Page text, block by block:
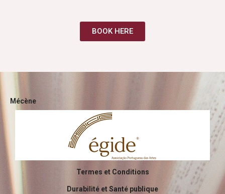
BOOK HERE
Mécène
Termes et Conditions
Durabilité et Santé publique